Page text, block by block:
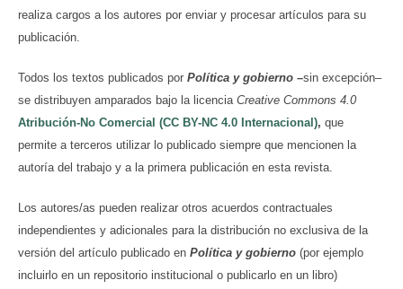
realiza cargos a los autores por enviar y procesar artículos para su
publicación.
Todos los textos publicados por Política y gobierno –sin excepción–
se distribuyen amparados bajo la licencia Creative Commons 4.0
Atribución-No Comercial (CC BY-NC 4.0 Internacional), que
permite a terceros utilizar lo publicado siempre que mencionen la
autoría del trabajo y a la primera publicación en esta revista.
Los autores/as pueden realizar otros acuerdos contractuales
independientes y adicionales para la distribución no exclusiva de la
versión del artículo publicado en Política y gobierno (por ejemplo
incluirlo en un repositorio institucional o publicarlo en un libro)